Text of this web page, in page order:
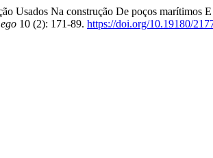
Usados Na construção De poços marítimos
10 (2): 171-89. https://doi.org/10.19180/